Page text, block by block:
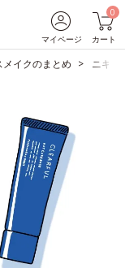
マイページ
0
カート
メイクのまとめ ニキビ